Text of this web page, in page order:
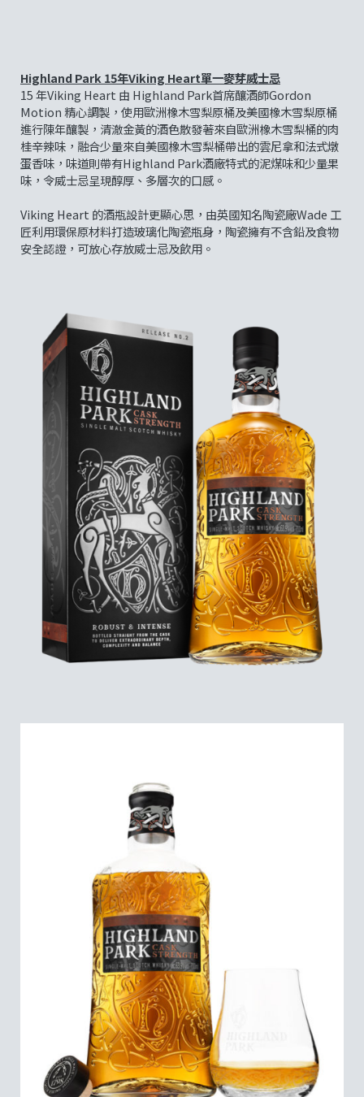
Highland Park 15年Viking Heart單一麥芽威士忌
15 年Viking Heart 由 Highland Park首席釀酒師Gordon
Motion 精心調製，使用歐洲橡木雪梨原桶及美國橡木雪梨原桶
進行陳年釀製，清澈金黃的酒色散發著來自歐洲橡木雪梨桶的肉
桂辛辣味，融合少量來自美國橡木雪梨桶帶出的雲尼拿和法式燉
蛋香味，味道則帶有Highland Park酒廠特式的泥煤味和少量果
味，令威士忌呈現醇厚、多層次的口感。
Viking Heart 的酒瓶設計更顯心思，由英國知名陶瓷廠Wade 工
匠利用環保原材料打造玻璃化陶瓷瓶身，陶瓷擁有不含鉛及食物
安全認證，可放心存放威士忌及飲用。